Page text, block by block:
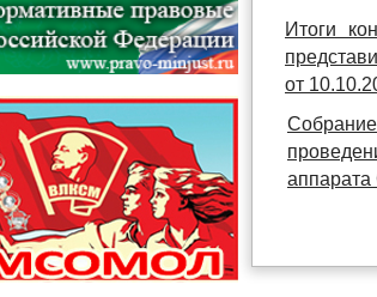
Итоги
от
Собрание
аппарата